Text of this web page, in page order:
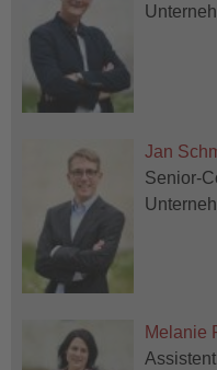
Jan
Senior-
Melanie